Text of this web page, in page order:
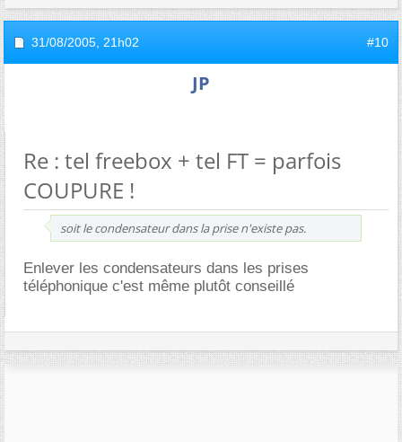
31/08/2005, 21h02 #10
JP
Re : tel freebox + tel FT = parfois
COUPURE !
soit le condensateur dans la prise n'existe pas.
Enlever les condensateurs dans les prises
téléphonique c'est même plutôt conseillé